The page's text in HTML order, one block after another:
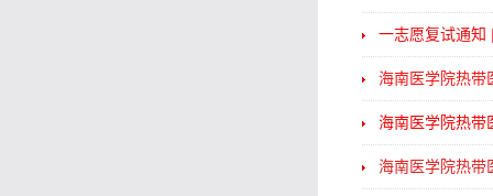
一志愿复试通知
海南医学院热带
海南医学院热带
海南医学院热带